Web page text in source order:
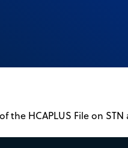
the HCAPLUS File on